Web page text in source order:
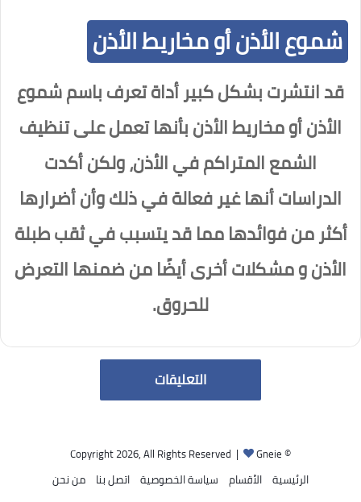
شموع الأذن أو مخاريط الأذن
قد انتشرت بشكل كبير أداة تعرف باسم شموع
الأذن أو مخاريط الأذن بأنها تعمل على تنظيف
الشمع المتراكم في الأذن، ولكن أكدت
الدراسات أنها غير فعالة في ذلك وأن أضرارها
أكثر من فوائدها مما قد يتسبب في ثقب طبلة
الأذن و مشكلات أخرى أيضًا من ضمنها التعرض
للحروق.
التعليقات
© Copyright 2026, All Rights Reserved |
Gneie
الرئيسية الأقسام سياسة الخصوصية اتصل بنا من نحن